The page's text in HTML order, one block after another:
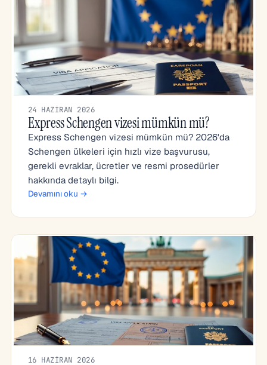
24 HAZIRAN 2026
Express Schengen vizesi mümkün mü?
Express Schengen vizesi mümkün mü? 2026'da
Schengen ülkeleri için hızlı vize başvurusu,
gerekli evraklar, ücretler ve resmi prosedürler
hakkında detaylı bilgi.
Devamını oku →
16 HAZIRAN 2026